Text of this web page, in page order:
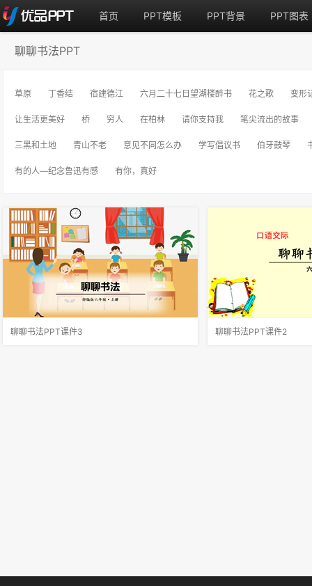
首页 PPT模板 PPT背景 PPT图表
聊聊书法PPT
草原 丁香结 宿建德江 六月二十七日望湖楼醉书 花之歌 变形
让生活更美好 桥 穷人 在柏林 请你支持我 笔尖流出的故事
三黑和土地 青山不老 意见不同怎么办 学写倡议书 伯牙鼓琴
有的人—纪念鲁迅有感 有你，真好
聊聊书法PPT课件3
聊聊书法PPT课件2